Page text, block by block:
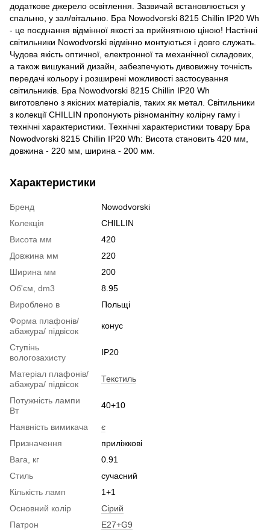
додаткове джерело освітлення. Зазвичай встановлюється у
спальню, у зал/вітальню. Бра Nowodvorski 8215 Chillin IP20 Wh
- це поєднання відмінної якості за прийнятною ціною! Настінні
світильники Nowodvorski відмінно монтуються і довго служать.
Чудова якість оптичної, електронної та механічної складових,
а також вишуканий дизайн, забезпечують дивовижну точність
передачі кольору і розширені можливості застосування
світильників. Бра Nowodvorski 8215 Chillin IP20 Wh
виготовлено з якісних матеріалів, таких як метал. Світильники
з колекції CHILLIN пропонують різноманітну колірну гаму і
технічні характеристики. Технічні характеристики товару Бра
Nowodvorski 8215 Chillin IP20 Wh: Висота становить 420 мм,
довжина - 220 мм, ширина - 200 мм.
Характеристики
Бренд
Nowodvorski
Колекція
CHILLIN
Висота мм
420
Довжина мм
220
Ширина мм
200
Об'єм, dm3
8.95
Вироблено в
Польщі
Форма плафонів/
абажура/ підвісок
конус
Ступінь
вологозахисту
IP20
Матеріал плафонів/
абажура/ підвісок
Текстиль
Потужність лампи
Вт
40+10
Наявність вимикача
є
Призначення
приліжкові
Вага, кг
0.91
Стиль
сучасний
Кількість ламп
1+1
Основний колір
Сірий
Патрон
E27+G9